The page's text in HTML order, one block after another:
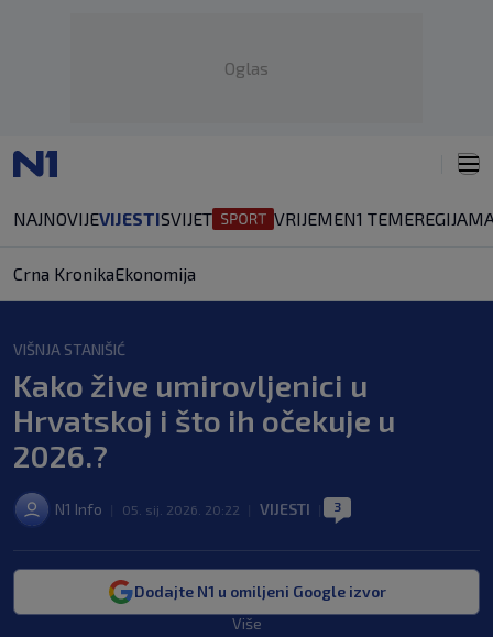
Oglas
NAJNOVIJEVIJESTISVIJET VRIJEMEN1 TEMEREGIJA
Crna KronikaEkonomija
VIŠNJA STANIŠIĆ
Kako žive umirovljenici u
Hrvatskoj i što ih očekuje u
2026.?
N1 Info 05. sij. 2026. 20:22 VIJESTI 3
Dodajte N1 u omiljeni Google izvor
Više